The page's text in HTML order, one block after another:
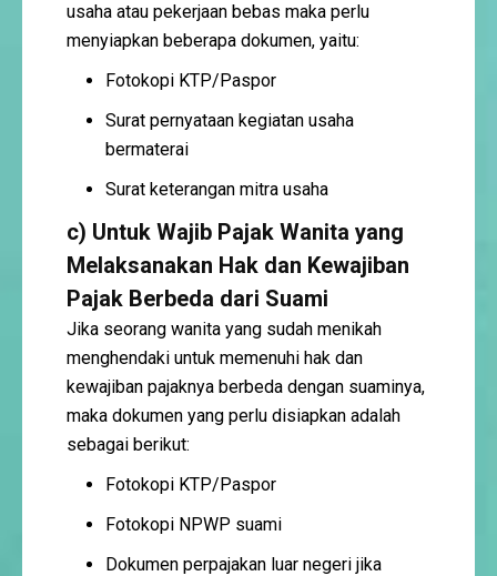
usaha atau pekerjaan bebas maka perlu
menyiapkan beberapa dokumen, yaitu:
Fotokopi KTP/Paspor
Surat pernyataan kegiatan usaha
bermaterai
Surat keterangan mitra usaha
c) Untuk Wajib Pajak Wanita yang
Melaksanakan Hak dan Kewajiban
Pajak Berbeda dari Suami
Jika seorang wanita yang sudah menikah
menghendaki untuk memenuhi hak dan
kewajiban pajaknya berbeda dengan suaminya,
maka dokumen yang perlu disiapkan adalah
sebagai berikut:
Fotokopi KTP/Paspor
Fotokopi NPWP suami
Dokumen perpajakan luar negeri jika